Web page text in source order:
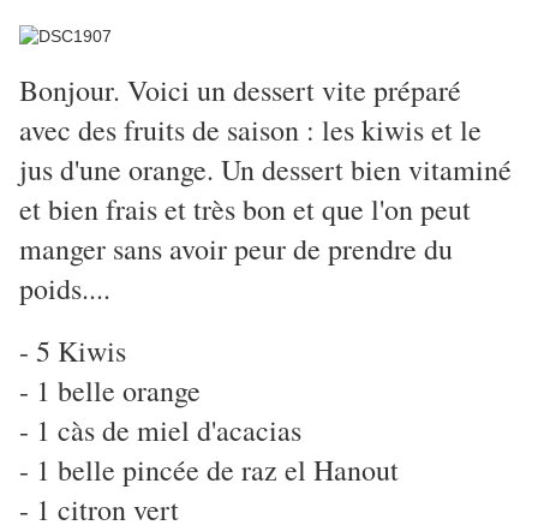
Bonjour. Voici un dessert vite préparé
avec des fruits de saison : les kiwis et le
jus d'une orange. Un dessert bien vitaminé
et bien frais et très bon et que l'on peut
manger sans avoir peur de prendre du
poids....
- 5 Kiwis
- 1 belle orange
- 1 càs de miel d'acacias
- 1 belle pincée de raz el Hanout
- 1 citron vert